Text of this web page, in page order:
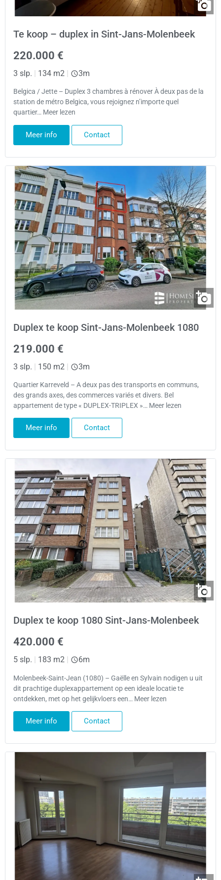
Te koop – duplex in Sint-Jans-Molenbeek
220.000 €
3 slp. | 134 m2 | 3m
Belgica / Jette – Duplex 3 chambres à rénover À deux pas de la
station de métro Belgica, vous rejoignez n’importe quel
quartier… Meer lezen
Meer info Contact
Duplex te koop Sint-Jans-Molenbeek 1080
219.000 €
3 slp. | 150 m2 | 3m
Quartier Karreveld – A deux pas des transports en communs,
des grands axes, des commerces variés et divers. Bel
appartement de type « DUPLEX-TRIPLEX »… Meer lezen
Meer info Contact
Duplex te koop 1080 Sint-Jans-Molenbeek
420.000 €
5 slp. 183 m2 6m
Molenbeek-Saint-Jean (1080) – Gaëlle en Sylvain nodigen u uit
dit prachtige duplexappartement op een ideale locatie te
ontdekken, met op het gelijkvloers een… Meer lezen
Meer info Contact